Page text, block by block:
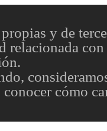
y de
relacionada
cómo